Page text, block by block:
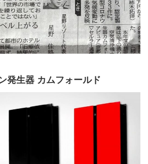
発生器 カムフォールド